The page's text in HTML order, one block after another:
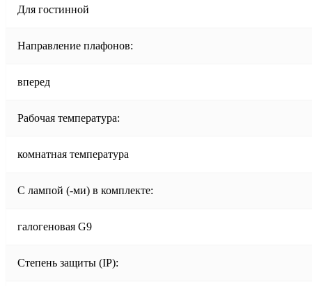
Для гостинной
Направление плафонов:
вперед
Рабочая температура:
комнатная температура
С лампой (-ми) в комплекте:
галогеновая G9
Степень защиты (IP):